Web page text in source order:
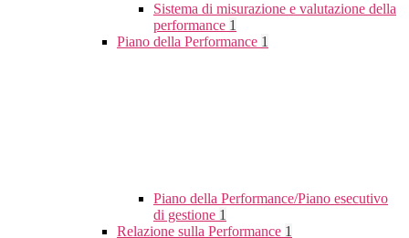
Sistema di misurazione e valutazione della
performance 1
Piano della Performance 1
Piano della Performance/Piano esecutivo
di gestione 1
Relazione sulla Performance 1